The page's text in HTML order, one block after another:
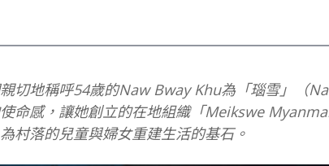
切地稱呼54歲的Naw Bway Khu為「瑙雪」（
命感，讓她創立的在地組織「Meikswe
村落的兒童與婦女重建生活的基石。